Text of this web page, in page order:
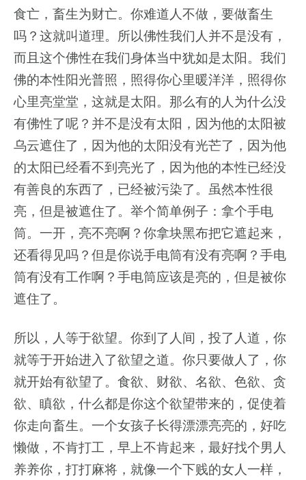
食亡，畜生为财亡。你难道人不做，要做畜生
吗？这就叫道理。所以佛性我们人并不是没有，
而且这个佛性在我们身体当中犹如是太阳。我们
佛的本性阳光普照，照得你心里暖洋洋，照得你
心里亮堂堂，这就是太阳。那么有的人为什么没
有佛性了呢？并不是没有太阳，因为他的太阳被
乌云遮住了，因为他的太阳没有光芒了，因为他
的太阳已经看不到亮光了，因为他的本性已经没
有善良的东西了，已经被污染了。虽然本性很
亮，但是被遮住了。举个简单例子：拿个手电
筒。一开，亮不亮啊？你拿块黑布把它遮起来，
还看得见吗？但是你说手电筒有没有亮啊？手电
筒有没有工作啊？手电筒应该是亮的，但是被你
遮住了。
所以，人等于欲望。你到了人间，投了人道，你
就等于开始进入了欲望之道。你只要做人了，你
就开始有欲望了。食欲、财欲、名欲、色欲、贪
欲、瞋欲，什么都是你这个欲望带来的，促使着
你走向畜生。一个女孩子长得漂漂亮亮的，好吃
懒做，不肯打工，早上不肯起来，最好找个男人
养养你，打打麻将，就像一个下贱的女人一样，